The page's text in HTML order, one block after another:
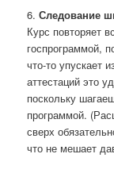
6. Следование
Курс повторяет
госпрограммой,
что-то упускает
аттестаций это
поскольку
программой.
сверх
что не мешает